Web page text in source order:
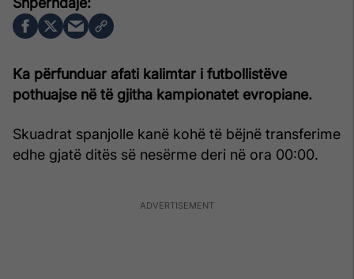
Ka përfunduar afati kalimtar i futbollistëve
pothuajse në të gjitha kampionatet evropiane.
Skuadrat spanjolle kanë kohë të bëjnë transferime
edhe gjatë ditës së nesërme deri në ora 00:00.